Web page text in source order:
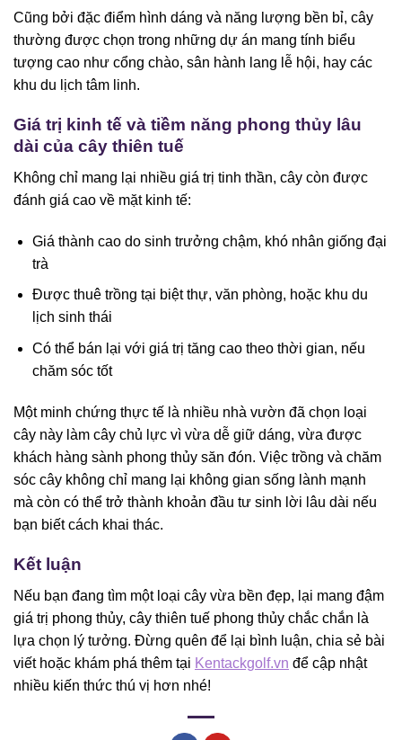
Cũng bởi đặc điểm hình dáng và năng lượng bền bỉ, cây
thường được chọn trong những dự án mang tính biểu
tượng cao như cổng chào, sân hành lang lễ hội, hay các
khu du lịch tâm linh.
Giá trị kinh tế và tiềm năng phong thủy lâu
dài của cây thiên tuế
Không chỉ mang lại nhiều giá trị tinh thần, cây còn được
đánh giá cao về mặt kinh tế:
Giá thành cao do sinh trưởng chậm, khó nhân giống đại
trà
Được thuê trồng tại biệt thự, văn phòng, hoặc khu du
lịch sinh thái
Có thể bán lại với giá trị tăng cao theo thời gian, nếu
chăm sóc tốt
Một minh chứng thực tế là nhiều nhà vườn đã chọn loại
cây này làm cây chủ lực vì vừa dễ giữ dáng, vừa được
khách hàng sành phong thủy săn đón. Việc trồng và chăm
sóc cây không chỉ mang lại không gian sống lành mạnh
mà còn có thể trở thành khoản đầu tư sinh lời lâu dài nếu
bạn biết cách khai thác.
Kết luận
Nếu bạn đang tìm một loại cây vừa bền đẹp, lại mang đậm
giá trị phong thủy, cây thiên tuế phong thủy chắc chắn là
lựa chọn lý tưởng. Đừng quên để lại bình luận, chia sẻ bài
viết hoặc khám phá thêm tại Kentackgolf.vn để cập nhật
nhiều kiến thức thú vị hơn nhé!